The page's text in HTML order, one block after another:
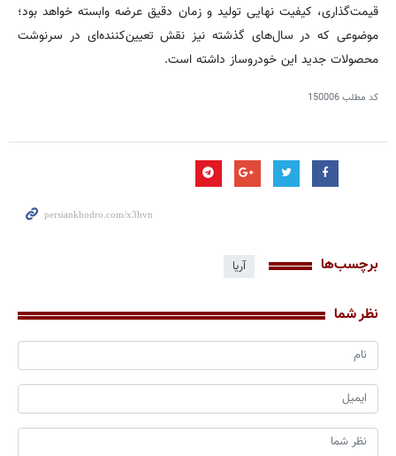
قیمت‌گذاری، کیفیت نهایی تولید و زمان دقیق عرضه وابسته خواهد بود؛
موضوعی که در سال‌های گذشته نیز نقش تعیین‌کننده‌ای در سرنوشت
محصولات جدید این خودروساز داشته است.
کد مطلب150006
برچسب‌ها آریا
نظر شما